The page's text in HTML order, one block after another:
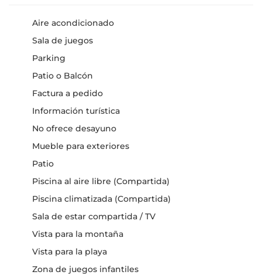
Aire acondicionado
Sala de juegos
Parking
Patio o Balcón
Factura a pedido
Información turística
No ofrece desayuno
Mueble para exteriores
Patio
Piscina al aire libre (Compartida)
Piscina climatizada (Compartida)
Sala de estar compartida / TV
Vista para la montaña
Vista para la playa
Zona de juegos infantiles